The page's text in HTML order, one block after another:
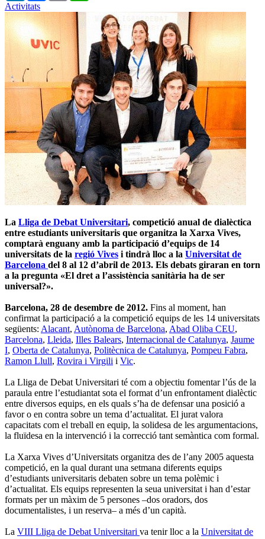
Activitats
La Lliga de Debat Universitari, competició anual de dialèctica
entre estudiants universitaris que organitza la Xarxa Vives,
comptarà enguany amb la participació d’equips de 14
universitats de la regió Vives i tindrà lloc a la Universitat de
Barcelona del 8 al 12 d’abril de 2013. Els debats giraran en torn
a la pregunta «El dret a l’assistència sanitària ha de ser
universal?».
Barcelona, 28 de desembre de 2012. Fins al moment, han
confirmat la participació a la competició equips de les 14 universitats
següents: Alacant, Autònoma de Barcelona, Abad Oliba CEU,
Barcelona, Lleida, Illes Balears, Internacional de Catalunya, Jaume
I, Oberta de Catalunya, Politècnica de Catalunya, Pompeu Fabra,
Ramon Llull, Rovira i Virgili i Vic.
La Lliga de Debat Universitari té com a objectiu fomentar l’ús de la
paraula entre l’estudiantat sota el format d’un enfrontament dialèctic
entre diversos equips, en els quals s’ha de defensar una posició a
favor o en contra sobre un tema d’actualitat. El jurat valora
capacitats com el treball en equip, la solidesa de les argumentacions,
la fluïdesa en la intervenció i la correcció tant semàntica com formal.
La Xarxa Vives d’Universitats organitza des de l’any 2005 aquesta
competició, en la qual durant una setmana diferents equips
d’estudiants universitaris debaten sobre un tema polèmic i
d’actualitat. Els equips representen la seua universitat i han d’estar
formats per un màxim de 5 persones –dos oradors, dos
documentalistes, i un reserva– a més d’un capità.
La VIII Lliga de Debat Universitari va tenir lloc a la Universitat de